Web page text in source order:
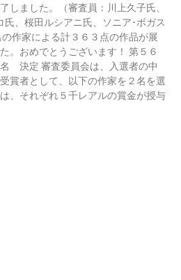
しました。（審査員：川上久子氏、
、桜田ルシアニ氏、ソニア･ボガス
作家による計３６３点の作品が展
。おめでとうございます！ 第５６
決定 審査委員会は、入選者の中
賞者として、以下の作家を２名を選
、それぞれ５千レアルの賞金が授与